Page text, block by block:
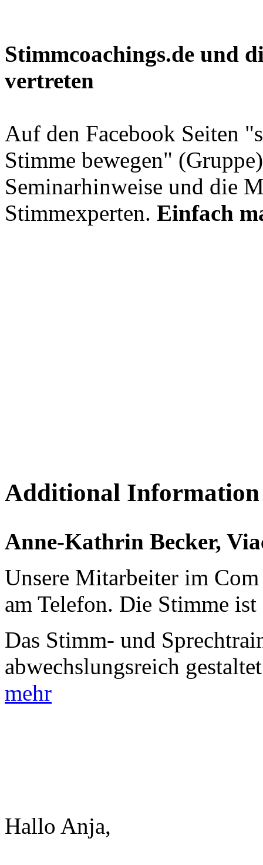
Stimmcoachings.de und
vertreten
Auf den Facebook Seiten
Stimme bewegen"
Seminarhinweise und die
Stimmexperten. Einfach
Additional Information
Anne-Kathrin Becker,
Unsere Mitarbeiter im
am Telefon. Die Stimme
Das Stimm- und
abwechslungsreich
mehr
Hallo Anja,